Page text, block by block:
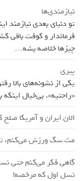
نیازمندی‌ها
تو دنیای بعدی نیازمند
فرماندار و کوفت باقی
چیزها خلاصه بشه…
پیری
یکی از نشونه‌های بالا
«راحتیه». بی‌خیال اینکه
الان ایران و آمریکا صلح
مث سگ ورزش می‌کنم،
گاهی فکر می‌کنم حتی
نسل اول که مرخصه!